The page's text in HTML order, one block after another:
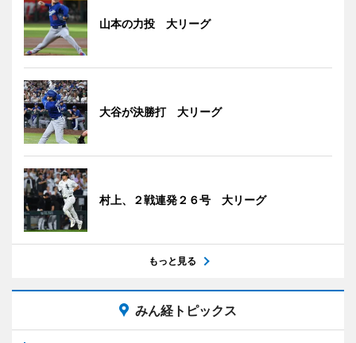
山本の力投 大リーグ
大谷が決勝打 大リーグ
村上、２戦連発２６号 大リーグ
もっと見る
みん経トピックス